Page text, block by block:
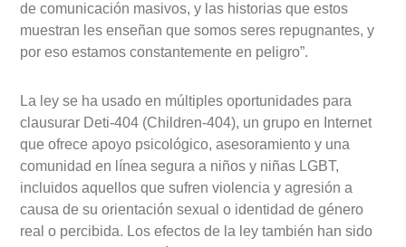
de comunicación masivos, y las historias que estos
muestran les enseñan que somos seres repugnantes, y
por eso estamos constantemente en peligro”.
La ley se ha usado en múltiples oportunidades para
clausurar Deti-404 (Children-404), un grupo en Internet
que ofrece apoyo psicológico, asesoramiento y una
comunidad en línea segura a niños y niñas LGBT,
incluidos aquellos que sufren violencia y agresión a
causa de su orientación sexual o identidad de género
real o percibida. Los efectos de la ley también han sido